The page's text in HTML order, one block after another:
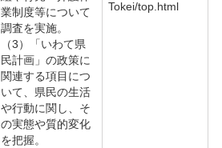
Tokei/top.html
業制度等について
調査を実施。
（3）「いわて県
民計画」の政策に
関連する項目につ
いて、県民の生活
や行動に関し、そ
の実態や質的変化
を把握。